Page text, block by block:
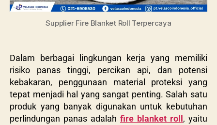
Supplier Fire Blanket Roll Terpercaya
Dalam berbagai lingkungan kerja yang memiliki
risiko panas tinggi, percikan api, dan potensi
kebakaran, penggunaan material proteksi yang
tepat menjadi hal yang sangat penting. Salah satu
produk yang banyak digunakan untuk kebutuhan
perlindungan panas adalah fire blanket roll , yaitu